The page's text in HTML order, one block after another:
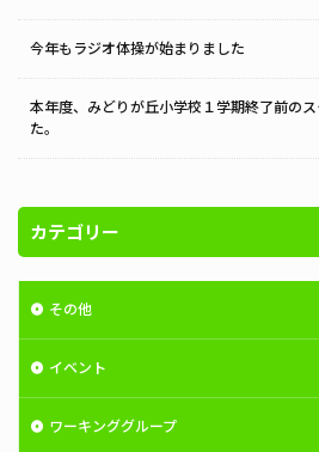
今年もラジオ体操が始まりました
本年度、みどりが丘小学校１学期終了前の
た。
カテゴリー
その他
イベント
ワーキンググループ